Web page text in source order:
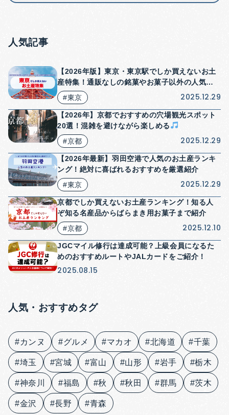
人気記事
【2026年版】東京・東京駅でしか買えないお土
産特集！通販なしの銘菓やお菓子以外の人気商
品も紹介！
#東京 2025.12.29
【2026年】京都でおすすめの穴場観光スポット
20選！混雑を避けながら楽しめる
#京都
2025.12.29
【2026年最新】羽田空港で人気のお土産ランキ
ング！絶対に喜ばれるおすすめを厳選紹介
#東京
2025.12.29
京都でしか買えないお土産ランキング！知る人
ぞ知る名産品からばらまき用お菓子まで紹介
#京都
2025.12.10
JGCマイル修行は達成可能？上級会員になるた
めのおすすめルートやJALカードをご紹介！
2025.08.15
人気・おすすめタグ
#カンヌ #グルメ #マカオ #北海道 #千葉
#埼玉 #宮城 #富山 #山形 #岩手 #栃木
#神奈川 #福島 #秋 #秋田 #群馬 #茨木
#金沢 #長野 #青森